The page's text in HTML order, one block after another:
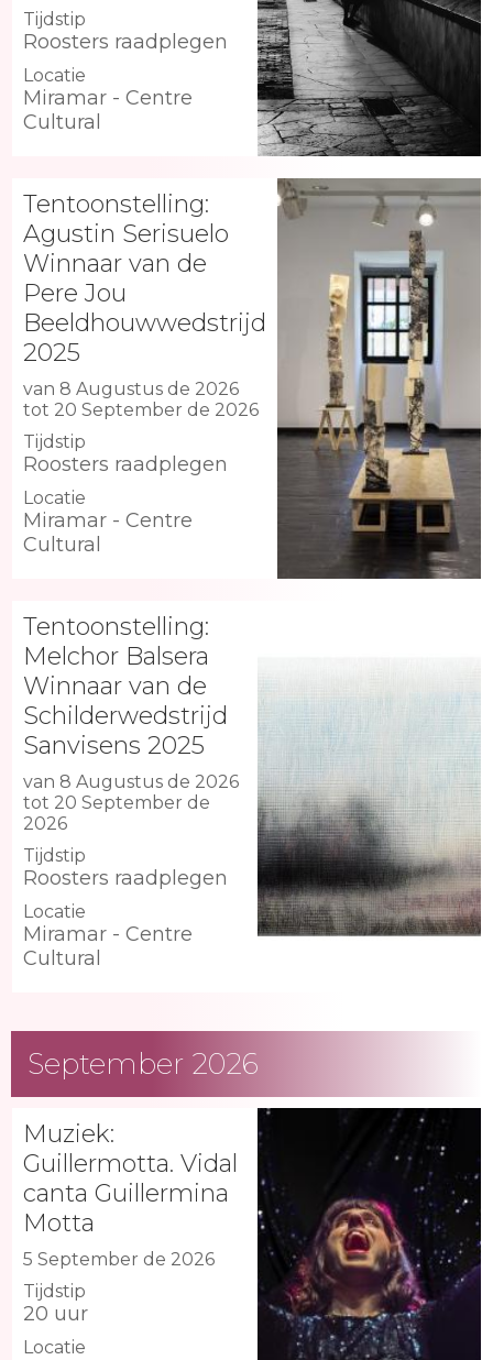
Tijdstip
Roosters raadplegen
Locatie
Miramar - Centre
Cultural
Tentoonstelling:
Agustin Serisuelo
Winnaar van de
Pere Jou
Beeldhouwwedstrijd
2025
van 8 Augustus de 2026
tot 20 September de 2026
Tijdstip
Roosters raadplegen
Locatie
Miramar - Centre
Cultural
Tentoonstelling:
Melchor Balsera
Winnaar van de
Schilderwedstrijd
Sanvisens 2025
van 8 Augustus de 2026
tot 20 September de
2026
Tijdstip
Roosters raadplegen
Locatie
Miramar - Centre
Cultural
September 2026
Muziek:
Guillermotta. Vidal
canta Guillermina
Motta
5 September de 2026
Tijdstip
20 uur
Locatie